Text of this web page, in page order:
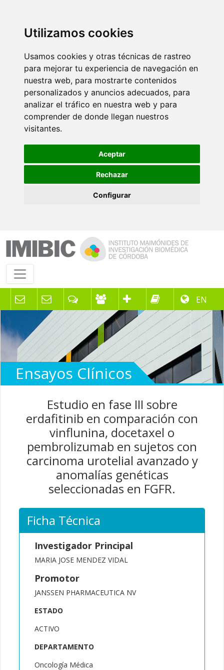
Utilizamos cookies
Usamos cookies y otras técnicas de rastreo
para mejorar tu experiencia de navegación en
nuestra web, para mostrarte contenidos
personalizados y anuncios adecuados, para
analizar el tráfico en nuestra web y para
comprender de donde llegan nuestros
visitantes.
Aceptar
Rechazar
Configurar
EN
Ensayos Clínicos
Estudio en fase III sobre
erdafitinib en comparación con
vinflunina, docetaxel o
pembrolizumab en sujetos con
carcinoma urotelial avanzado y
anomalías genéticas
seleccionadas en FGFR.
Ficha Técnica
Investigador Principal
MARIA JOSE MENDEZ VIDAL
Promotor
JANSSEN PHARMACEUTICA NV
ESTADO
ACTIVO
DEPARTAMENTO
Oncología Médica